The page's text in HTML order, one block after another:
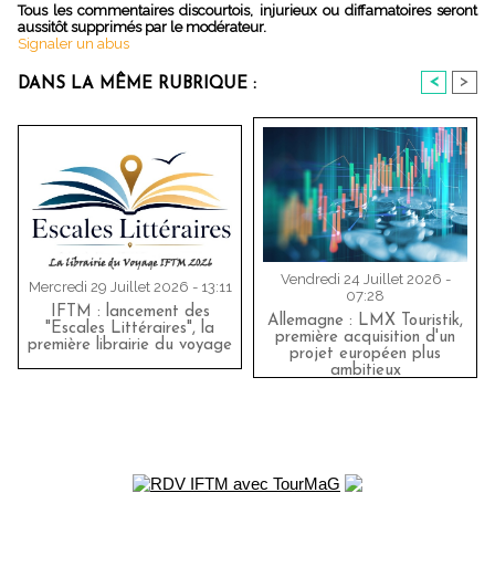
Tous les commentaires discourtois, injurieux ou diffamatoires seront
aussitôt supprimés par le modérateur.
Signaler un abus
DANS LA MÊME RUBRIQUE : < >
Mercredi 29 Juillet 2026 - 13:11
IFTM : lancement des
"Escales Littéraires", la
première librairie du voyage
Vendredi 24 Juillet 2026 -
07:28
Allemagne : LMX Touristik,
première acquisition d'un
projet européen plus
ambitieux